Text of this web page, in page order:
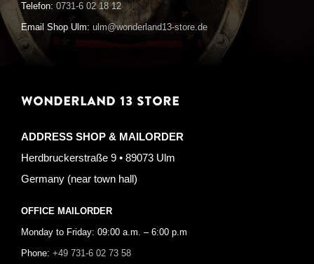
Telefon: 0731-6 02 18 12
Email Shop Ulm: ulm@wonderland13-store.de
WONDERLAND 13 STORE
ADDRESS SHOP & MAILORDER
Herdbruckerstraße 9 • 89073 Ulm
Germany (near town hall)
OFFICE MAILORDER
Monday to Friday: 09:00 a.m. – 6:00 p.m
Phone: +49 731-6 02 73 58